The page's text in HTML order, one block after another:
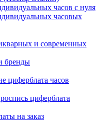
часов с нуля
часовых
и современных
бренды
циферблата часов
циферблата
на заказ